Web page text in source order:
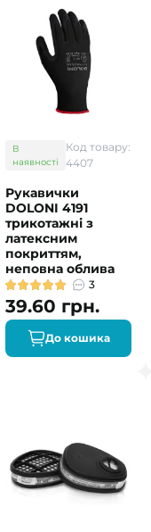
В
наявності
Код товару:
4407
Рукавички
DOLONI 4191
трикотажні з
латексним
покриттям,
неповна облива
3
39.60 грн.
До кошика